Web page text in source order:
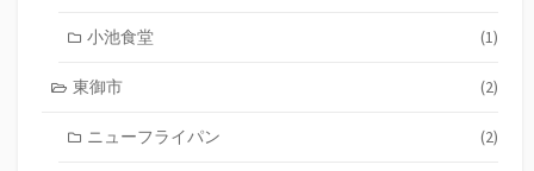
小池食堂 (1)
東御市 (2)
ニューフライパン (2)